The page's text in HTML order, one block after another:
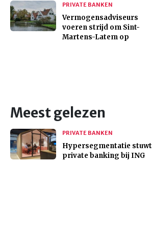
PRIVATE BANKEN
Vermogensadviseurs
voeren strijd om Sint-
Martens-Latem op
Meest gelezen
PRIVATE BANKEN
Hypersegmentatie stuwt
private banking bij ING